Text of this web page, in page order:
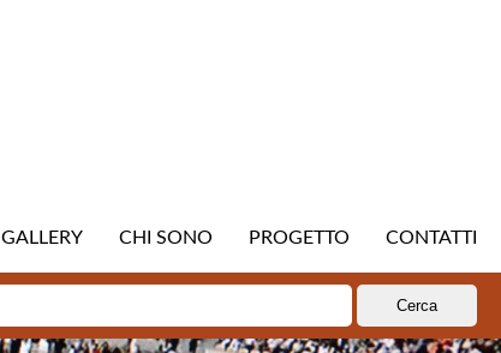
GALLERY CHI SONO PROGETTO CONTATTI